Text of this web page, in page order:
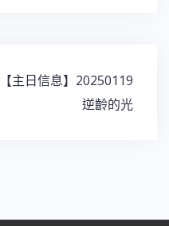
【主日信息】20250119
逆齡的光